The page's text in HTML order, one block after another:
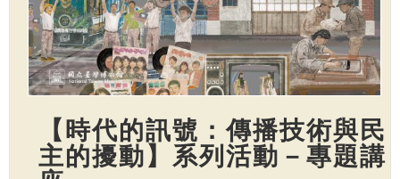
【時代的訊號：傳播技術與民
主的擾動】系列活動－專題講